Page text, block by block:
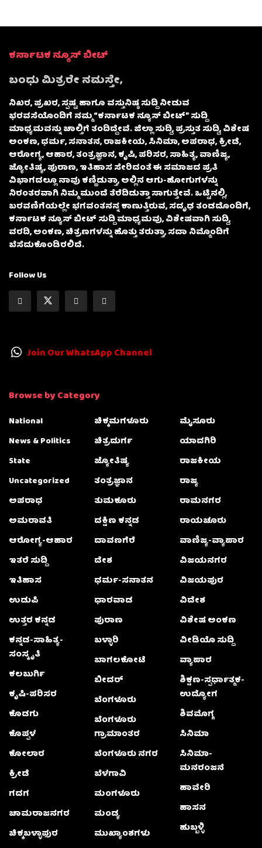
ಕರ್ನಾಟಕ ನ್ಯೂಸ್ ಬೀಟ್
ಬಂಧು ಮಿತ್ರರೇ ನಮಸ್ತೇ,
ನಿಖರ, ಪ್ರಖರ, ಸ್ಪಷ್ಟ ಹಾಗೂ ವಸ್ತುನಿಷ್ಠ ಸುದ್ದಿ ನೀಡುವ
ಭರವಸೆಯೊಂದಿಗೆ ನಮ್ಮ “ಕರ್ನಾಟಕ ನ್ಯೂಸ್ ಬೀಟ್” ಸುದ್ದಿ
ಮಾಧ್ಯಮವನ್ನು ಚಾಲ್ತಿಗೆ ತಂದಿದ್ದೇವೆ. ಜಿಲ್ಲಾ ಸುದ್ದಿ, ಪ್ರಸ್ತುತ ಸುದ್ದಿ, ವಿಶೇಷ
ಅಂಕಣ, ಧರ್ಮ, ಸನಾತನ, ರಾಜಕೀಯ, ಸಿನಿಮಾ, ಅಪರಾಧ, ಕ್ರೀಡೆ,
ಆರೋಗ್ಯ, ಆಹಾರ, ತಂತ್ರಜ್ಞಾನ, ಕೃಷಿ, ಪರಿಸರ, ಸಾಹಿತ್ಯ, ವಾಣಿಜ್ಯ,
ಜ್ಯೋತಿಷ್ಯ, ಪುರಾಣ, ಇತಿಹಾಸ ಸೇರಿದಂತೆ ಈ ಸಮಾಜದ ಪ್ರತಿ
ವಿಭಾಗದಲ್ಲೂ ನಾವು ಕಣ್ಣಿಡುತ್ತಾ, ಅಲ್ಲಿನ ಆಗು-ಹೋಗುಗಳನ್ನು
ನಿರಂತರವಾಗಿ ನಿಮ್ಮ ಮುಂದೆ ತೆರೆದಿಡುತ್ತಾ ಸಾಗುತ್ತೇವೆ. ಒಟ್ಟಿನಲ್ಲಿ,
ಬರವಣಿಗೆಯಲ್ಲೇ ಭಗವಂತನನ್ನ ಕಾಣುತ್ತಿರುವ, ಸದೃಢ ತಂಡದೊಂದಿಗೆ,
ಕರ್ನಾಟಕ ನ್ಯೂಸ್ ಬೀಟ್ ಸುದ್ದಿ ಮಾಧ್ಯಮವು, ವಿಶೇಷವಾಗಿ ಸುದ್ದಿ,
ವರದಿ, ಅಂಕಣ, ಚಿತ್ರಣಗಳನ್ನು ಹೊತ್ತು ತರುತ್ತಾ, ಸದಾ ನಿಮ್ಮೊಂದಿಗೆ
ಬೆಸೆದುಕೊಂಡಿರಲಿದೆ.
Follow Us
Join Our WhatsApp Channel
Browse by Category
National
News & Politics
State
Uncategorized
ಅಪರಾಧ
ಅಮರಾವತಿ
ಆರೋಗ್ಯ-ಆಹಾರ
ಇತರೆ ಸುದ್ದಿ
ಇತಿಹಾಸ
ಉಡುಪಿ
ಉತ್ತರ ಕನ್ನಡ
ಕನ್ನಡ-ಸಾಹಿತ್ಯ-
ಸಂಸ್ಕೃತಿ
ಕಲಬುರ್ಗಿ
ಕೃಷಿ-ಪರಿಸರ
ಕೊಡಗು
ಕೊಪ್ಪಳ
ಕೋಲಾರ
ಕ್ರೀಡೆ
ಗದಗ
ಚಾಮರಾಜನಗರ
ಚಿಕ್ಕಬಳ್ಳಾಫುರ
ಚಿಕ್ಕಮಗಳೂರು
ಚಿತ್ರದುರ್ಗ
ಜ್ಯೋತಿಷ್ಯ
ತಂತ್ರಜ್ಞಾನ
ತುಮಕೂರು
ದಕ್ಷಿಣ ಕನ್ನಡ
ದಾವಣಗೆರೆ
ದೇಶ
ಧರ್ಮ-ಸನಾತನ
ಧಾರವಾಡ
ಪುರಾಣ
ಬಳ್ಳಾರಿ
ಬಾಗಲಕೋಟೆ
ಬೀದರ್
ಬೆಂಗಳೂರು
ಬೆಂಗಳೂರು
ಗ್ರಾಮಾಂತರ
ಬೆಂಗಳೂರು ನಗರ
ಬೆಳಗಾವಿ
ಮಂಗಳೂರು
ಮಂಡ್ಯ
ಮುಖ್ಯಾಂಶಗಳು
ಮೈಸೂರು
ಯಾದಗಿರಿ
ರಾಜಕೀಯ
ರಾಜ್ಯ
ರಾಮನಗರ
ರಾಯಚೂರು
ವಾಣಿಜ್ಯ-ವ್ಯಾಪಾರ
ವಿಜಯನಗರ
ವಿಜಯಪುರ
ವಿದೇಶ
ವಿಶೇಷ ಅಂಕಣ
ವೀಡಿಯೊ ಸುದ್ದಿ
ವ್ಯಾಪಾರ
ಶಿಕ್ಷಣ-ಸ್ಪರ್ಧಾತ್ಮಕ-
ಉದ್ಯೋಗ
ಶಿವಮೊಗ್ಗ
ಸಿನಿಮಾ
ಸಿನಿಮಾ-
ಮನರಂಜನೆ
ಹಾವೇರಿ
ಹಾಸನ
ಹುಬ್ಬಳ್ಳಿ